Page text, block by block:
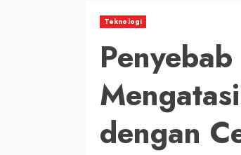
Teknologi
dengan